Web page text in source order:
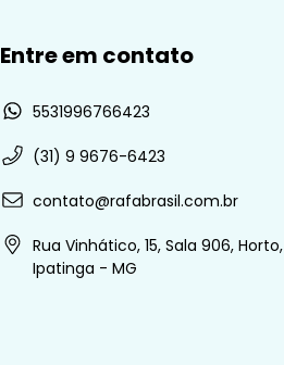
Entre em contato
5531996766423
(31) 9 9676-6423
contato@rafabrasil.com.br
Rua Vinhático, 15, Sala 906, Horto,
Ipatinga - MG